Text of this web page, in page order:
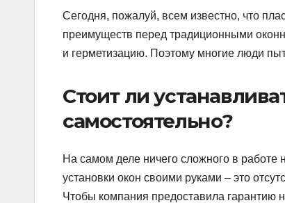
Сегодня, пожалуй, всем известно, что
преимуществ перед традиционными
и герметизацию. Поэтому многие люди
Стоит ли
самостоятельно?
На самом деле ничего сложного в
установки окон своими руками – это
Чтобы компания предоставила гарантию